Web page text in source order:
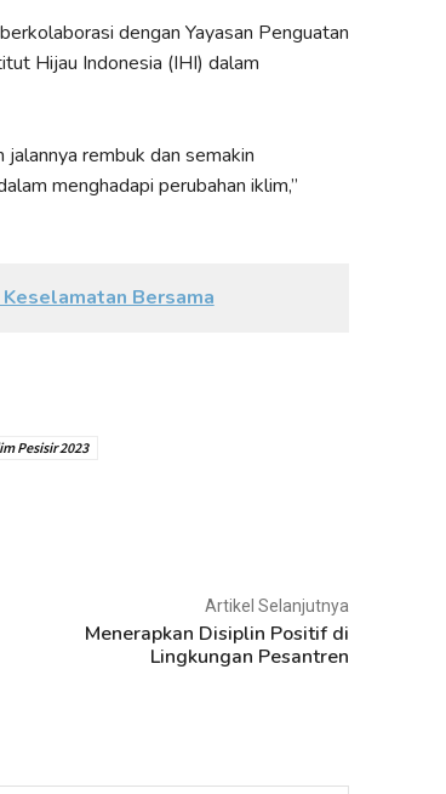
dengan Yayasan Penguatan
Hijau Indonesia (IHI) dalam
rembuk dan semakin
menghadapi perubahan iklim,”
Bersama
Pesisir 2023
Artikel Selanjutnya
Menerapkan Disiplin Positif di
Lingkungan Pesantren